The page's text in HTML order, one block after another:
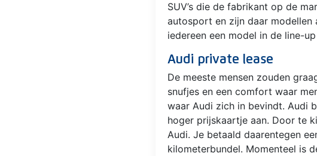
SUV’s die de fabrikant op de
autosport en zijn daar modellen
iedereen een model in de line-
Audi private lease
De meeste mensen zouden
snufjes en een comfort waar
waar Audi zich in bevindt. Audi
hoger prijskaartje aan. Door te
Audi. Je betaald daarentegen
kilometerbundel. Momenteel is